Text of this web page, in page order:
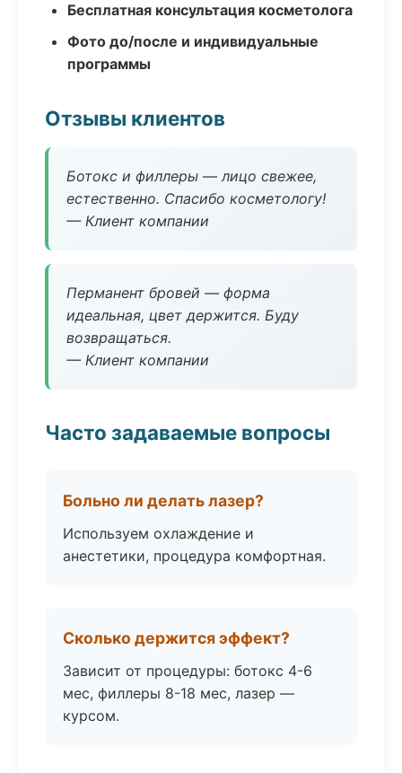
Бесплатная консультация косметолога
Фото до/после и индивидуальные
программы
Отзывы клиентов
Ботокс и филлеры — лицо свежее,
естественно. Спасибо косметологу!
— Клиент компании
Перманент бровей — форма
идеальная, цвет держится. Буду
возвращаться.
— Клиент компании
Часто задаваемые вопросы
Больно ли делать лазер?
Используем охлаждение и
анестетики, процедура комфортная.
Сколько держится эффект?
Зависит от процедуры: ботокс 4-6
мес, филлеры 8-18 мес, лазер —
курсом.